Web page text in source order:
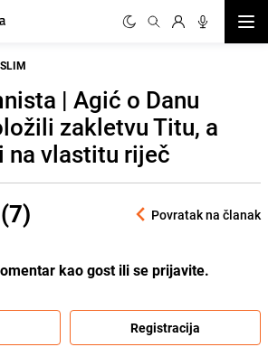
| Agić o Danu
zakletvu Titu, a
na vlastitu riječ
Povratak na članak
kao gost ili se prijavite.
Registracija